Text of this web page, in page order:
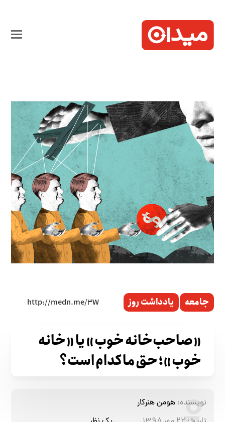
جامعه یادداشت روز
«صاحب‌خانه خوب» یا «خانه
خوب»؛ حق ما کدام است؟
نویسنده: هومن هنرکار